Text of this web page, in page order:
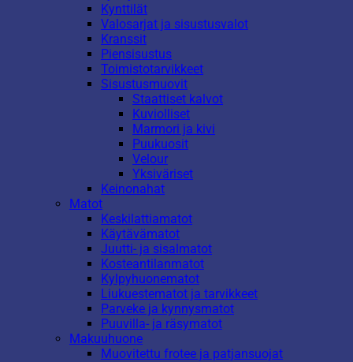
Kynttilät
Valosarjat ja sisustusvalot
Kranssit
Piensisustus
Toimistotarvikkeet
Sisustusmuovit
Staattiset kalvot
Kuviolliset
Marmori ja kivi
Puukuosit
Velour
Yksiväriset
Keinonahat
Matot
Keskilattiamatot
Käytävämatot
Juutti- ja sisalmatot
Kosteantilanmatot
Kylpyhuonematot
Liukuestematot ja tarvikkeet
Parveke ja kynnysmatot
Puuvilla- ja räsymatot
Makuuhuone
Muovitettu frotee ja patjansuojat